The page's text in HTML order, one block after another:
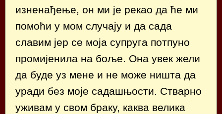
изненађење, он ми је рекао да ће ми
помоћи у мом случају и да сада
славим јер се моја супруга потпуно
промијенила на боље. Она увек жели
да буде уз мене и не може ништа да
уради без моје садашњости. Стварно
уживам у свом браку, каква велика